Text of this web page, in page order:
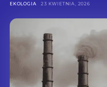
EKOLOGIA 23 KWIETNIA, 2026